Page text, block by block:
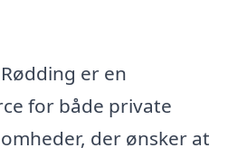
er en
for både private
der ønsker at